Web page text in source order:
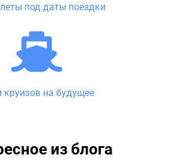
под даты поездки
круизов на будущее
из блога